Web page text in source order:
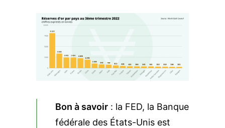
Bon à savoir : la FED, la Banque
fédérale des États-Unis est